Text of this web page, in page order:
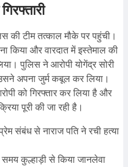
की टीम तत्काल मौके पर पहुंची।
किया और वारदात में इस्तेमाल की
पुलिस ने आरोपी योगेंद्र सोरी
अपना जुर्म कबूल कर लिया।
को गिरफ्तार कर लिया है और
पूरी की जा रही है।
संबंध से नाराज पति ने रची हत्या
कुल्हाड़ी से किया जानलेवा